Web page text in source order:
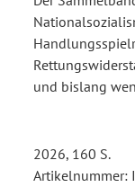
und bislang
2026, 160 S.
Artikelnummer: